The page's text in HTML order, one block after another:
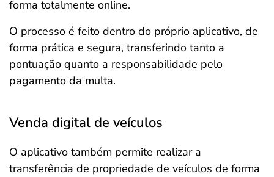
forma totalmente online.
O processo é feito dentro do próprio aplicativo, de
forma prática e segura, transferindo tanto a
pontuação quanto a responsabilidade pelo
pagamento da multa.
Venda digital de veículos
O aplicativo também permite realizar a
transferência de propriedade de veículos de forma